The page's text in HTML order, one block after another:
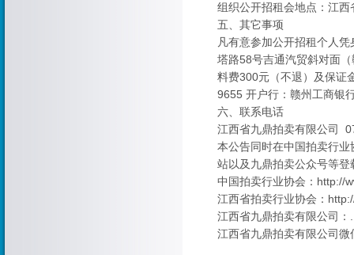
组织公开招租会地点：江
五、其它事项
凡有意参加公开招租个人
塔路58号吉通汽贸斜对面
料费300元（不退）及保证
9655 开户行：赣州工商银
六、联系电话
江西省九鼎拍卖有限公司
本公告同时在中国拍卖行
站以及九鼎拍卖公众号等登
中国拍卖行业协会： http://
江西省拍卖行业协会：
江西省九鼎拍卖有限公司：
江西省九鼎拍卖有限公司微